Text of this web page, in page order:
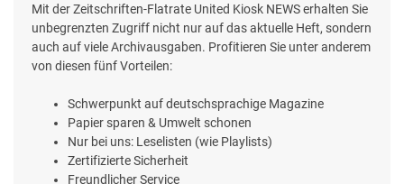
Mit der Zeitschriften-Flatrate United Kiosk NEWS erhalten Sie
unbegrenzten Zugriff nicht nur auf das aktuelle Heft, sondern
auch auf viele Archivausgaben. Profitieren Sie unter anderem
von diesen fünf Vorteilen:
Schwerpunkt auf deutschsprachige Magazine
Papier sparen & Umwelt schonen
Nur bei uns: Leselisten (wie Playlists)
Zertifizierte Sicherheit
Freundlicher Service